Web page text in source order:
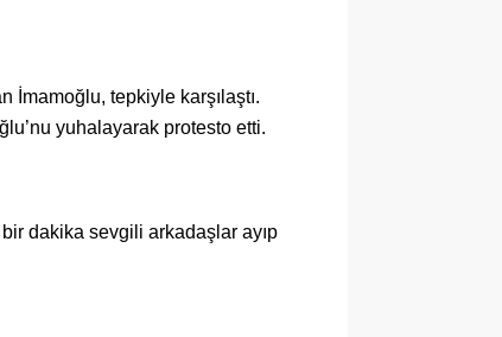
İmamoğlu, tepkiyle karşılaştı.
yuhalayarak protesto etti.
dakika sevgili arkadaşlar ayıp